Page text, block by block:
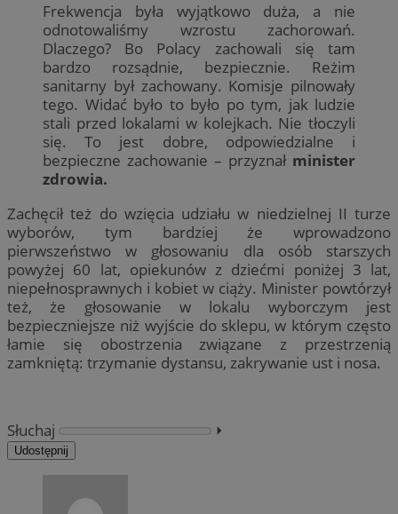
Frekwencja była wyjątkowo duża, a nie
odnotowaliśmy wzrostu zachorowań.
Dlaczego? Bo Polacy zachowali się tam
bardzo rozsądnie, bezpiecznie. Reżim
sanitarny był zachowany. Komisje pilnowały
tego. Widać było to było po tym, jak ludzie
stali przed lokalami w kolejkach. Nie tłoczyli
się. To jest dobre, odpowiedzialne i
bezpieczne zachowanie – przyznał minister
zdrowia.
Zachęcił też do wzięcia udziału w niedzielnej II turze
wyborów, tym bardziej że wprowadzono
pierwszeństwo w głosowaniu dla osób starszych
powyżej 60 lat, opiekunów z dziećmi poniżej 3 lat,
niepełnosprawnych i kobiet w ciąży. Minister powtórzył
też, że głosowanie w lokalu wyborczym jest
bezpieczniejsze niż wyjście do sklepu, w którym często
łamie się obostrzenia związane z przestrzenią
zamkniętą: trzymanie dystansu, zakrywanie ust i nosa.
Słuchaj ⏵︎
Udostępnij